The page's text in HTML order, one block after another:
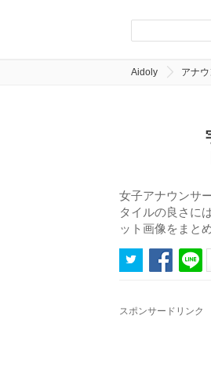
Aidoly アナ
女子アナウンサ
タイルの良さに
ット画像をまと
スポンサードリンク